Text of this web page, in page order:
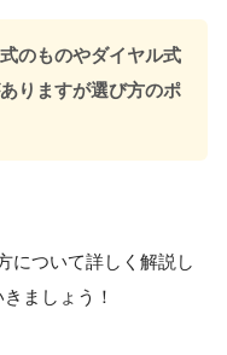
のものやダイヤル式
りますが選び方のポ
について詳しく解説し
ましょう！